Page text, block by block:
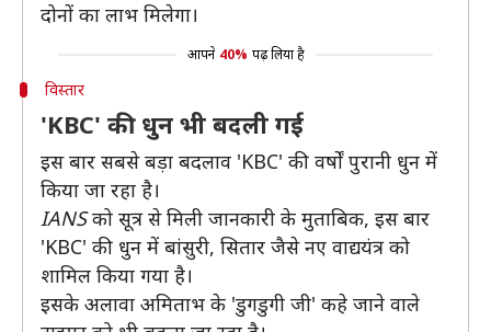
दोनों का लाभ मिलेगा।
आपने 40% पढ़ लिया है
विस्तार
'KBC' की धुन भी बदली गई
इस बार सबसे बड़ा बदलाव 'KBC' की वर्षों पुरानी धुन में
किया जा रहा है।
IANSको सूत्र से मिली जानकारी के मुताबिक, इस बार
'KBC' की धुन में बांसुरी, सितार जैसे नए वाद्ययंत्र को
शामिल किया गया है।
इसके अलावा अमिताभ के 'डुगडुगी जी' कहे जाने वाले